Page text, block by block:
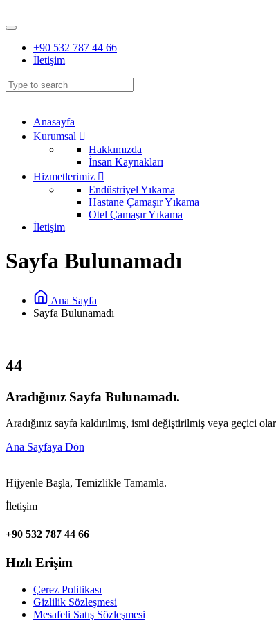
+90 532 787 44 66
İletişim
Anasayfa
Kurumsal
Hakkımızda
İnsan Kaynakları
Hizmetlerimiz
Endüstriyel Yıkama
Hastane Çamaşır Yıkama
Otel Çamaşır Yıkama
İletişim
Sayfa Bulunamadı
Ana Sayfa
Sayfa Bulunamadı
44
Aradığınız Sayfa Bulunamadı.
Aradığınız sayfa kaldırılmış, ismi değiştirilmiş veya geçici
Ana Sayfaya Dön
Hijyenle Başla, Temizlikle Tamamla.
İletişim
+90 532 787 44 66
Hızlı Erişim
Çerez Politikası
Gizlilik Sözleşmesi
Mesafeli Satış Sözleşmesi